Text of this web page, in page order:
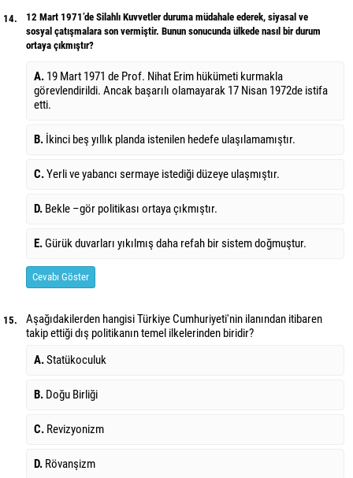
14.
12 Mart 1971’de Silahlı Kuvvetler duruma müdahale ederek, siyasal ve
sosyal çatışmalara son vermiştir. Bunun sonucunda ülkede nasıl bir durum
ortaya çıkmıştır?
A. 19 Mart 1971 de Prof. Nihat Erim hükümeti kurmakla
görevlendirildi. Ancak başarılı olamayarak 17 Nisan 1972de istifa
etti.
B. İkinci beş yıllık planda istenilen hedefe ulaşılamamıştır.
C.Yerli ve yabancı sermaye istediği düzeye ulaşmıştır.
D. Bekle –gör politikası ortaya çıkmıştır.
E.Gürük duvarları yıkılmış daha refah bir sistem doğmuştur.
Cevabı Göster
15.
Aşağıdakilerden hangisi Türkiye Cumhuriyeti'nin ilanından itibaren
takip ettiği dış politikanın temel ilkelerinden biridir?
A.Statükoculuk
B. Doğu Birliği
C. Revizyonizm
D. Rövanşizm